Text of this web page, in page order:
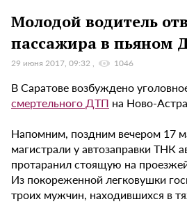
Молодой водитель
пассажира в пьяном
29 июня 2017, 09:32 1046
В Саратове возбуждено
смертельного ДТП на Ново-
Напомним, поздним вечером 17
магистрали у автозаправки ТНК
протаранил стоящую на
Из покореженной легковушки
троих мужчин, находившихся в